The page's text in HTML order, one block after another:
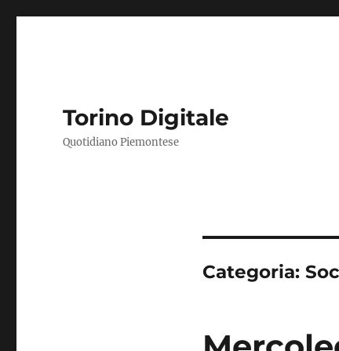
Torino Digitale
Quotidiano Piemontese
Categoria: